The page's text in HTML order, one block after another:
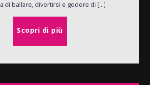
di ballare, divertirsi e godere di [...]
Scopri di più